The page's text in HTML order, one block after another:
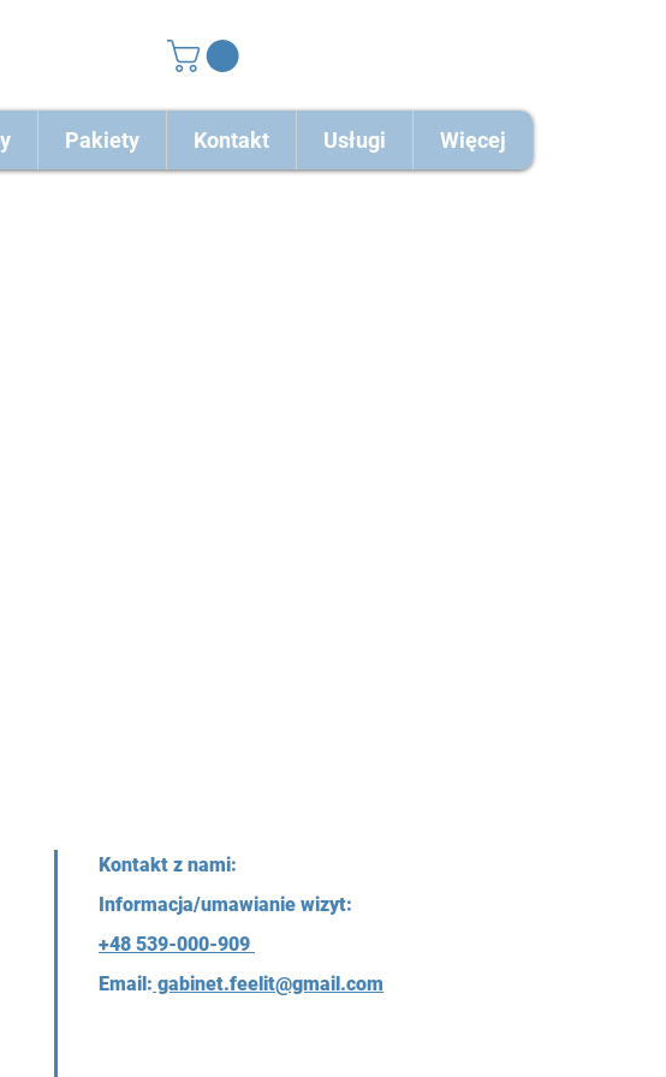
Pakiety Kontakt Usługi Więcej
Kontakt z nami:
Informacja/umawianie wizyt:
+48 539-000-909
Email: gabinet.feelit@gmail.com